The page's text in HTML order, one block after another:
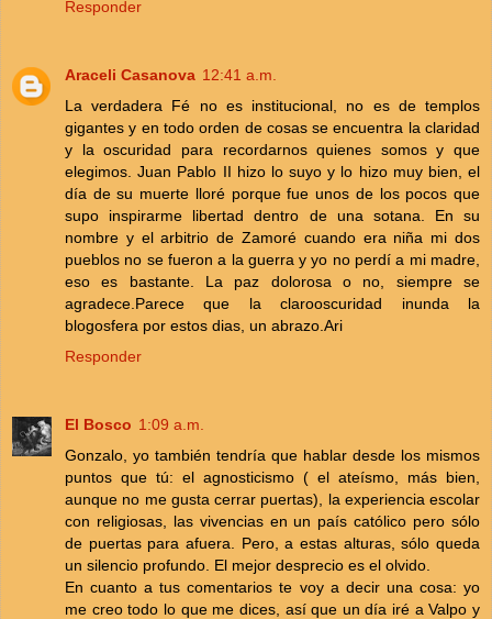
Responder
Araceli Casanova 12:41 a.m.
La verdadera Fé no es institucional, no es de templos
gigantes y en todo orden de cosas se encuentra la claridad
y la oscuridad para recordarnos quienes somos y que
elegimos. Juan Pablo II hizo lo suyo y lo hizo muy bien, el
día de su muerte lloré porque fue unos de los pocos que
supo inspirarme libertad dentro de una sotana. En su
nombre y el arbitrio de Zamoré cuando era niña mi dos
pueblos no se fueron a la guerra y yo no perdí a mi madre,
eso es bastante. La paz dolorosa o no, siempre se
agradece.Parece que la clarooscuridad inunda la
blogosfera por estos dias, un abrazo.Ari
Responder
El Bosco 1:09 a.m.
Gonzalo, yo también tendría que hablar desde los mismos
puntos que tú: el agnosticismo ( el ateísmo, más bien,
aunque no me gusta cerrar puertas), la experiencia escolar
con religiosas, las vivencias en un país católico pero sólo
de puertas para afuera. Pero, a estas alturas, sólo queda
un silencio profundo. El mejor desprecio es el olvido.
En cuanto a tus comentarios te voy a decir una cosa: yo
me creo todo lo que me dices, así que un día iré a Valpo y